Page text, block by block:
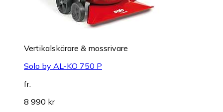
Vertikalskärare & mossrivare
Solo by AL-KO 750 P
fr.
8 990 kr